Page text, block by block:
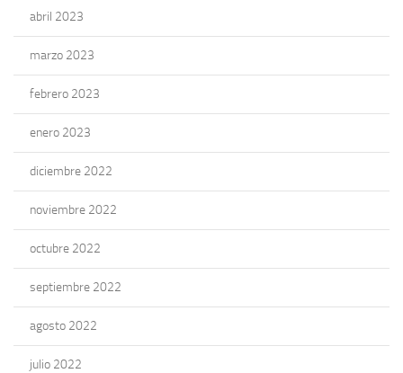
abril 2023
marzo 2023
febrero 2023
enero 2023
diciembre 2022
noviembre 2022
octubre 2022
septiembre 2022
agosto 2022
julio 2022